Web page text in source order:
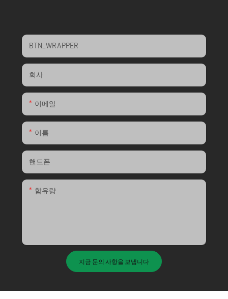
BTN_WRAPPER
회사
이메일
이름
핸드폰
함유량
지금 문의 사항을 보냅니다